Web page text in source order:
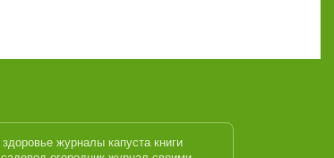
здоровье журналы капуста книги